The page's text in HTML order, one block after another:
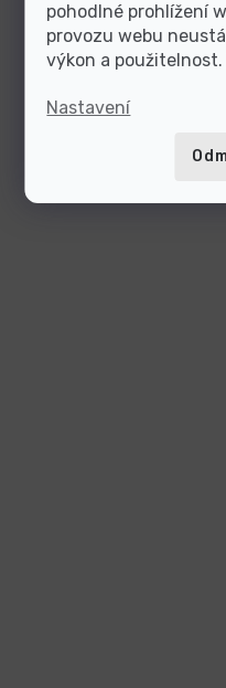
pohodlné prohlížení
provozu webu
výkon a
Nastavení